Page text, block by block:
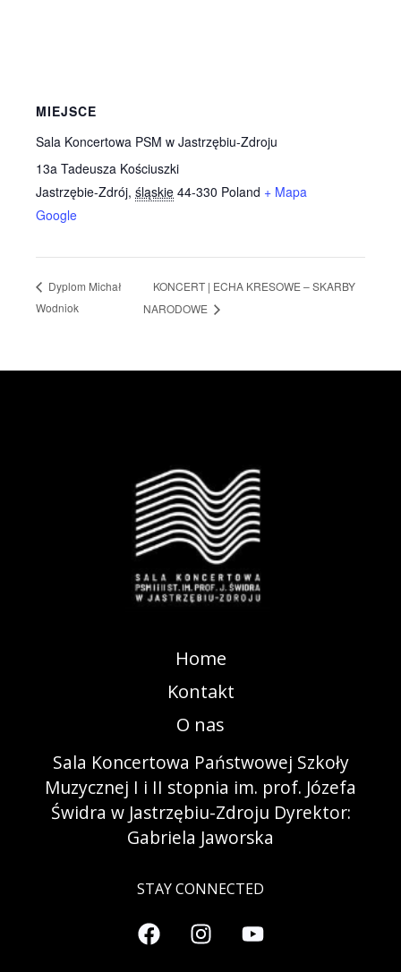
MIEJSCE
Sala Koncertowa PSM w Jastrzębiu-Zdroju
13a Tadeusza Kościuszki
Jastrzębie-Zdrój, śląskie 44-330 Poland + Mapa
Google
Dyplom Michał
Wodniok
KONCERT | ECHA KRESOWE – SKARBY
NARODOWE
Home
Kontakt
O nas
Sala Koncertowa Państwowej Szkoły
Muzycznej I i II stopnia im. prof. Józefa
Świdra w Jastrzębiu-Zdroju Dyrektor:
Gabriela Jaworska
STAY CONNECTED